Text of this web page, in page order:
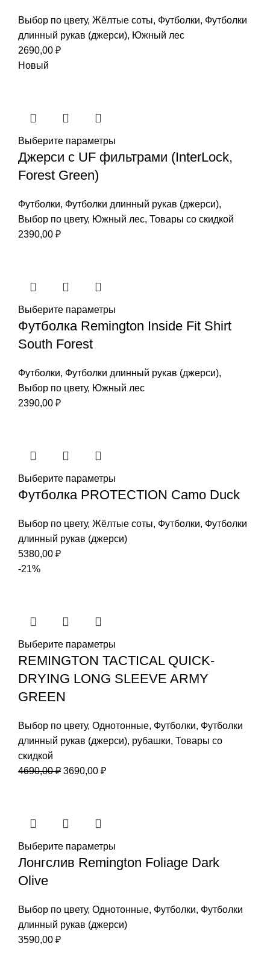
Выбор по цвету, Жёлтые соты, Футболки, Футболки
длинный рукав (джерси), Южный лес
2690,00 ₽
Новый
Выберите параметры
Джерси c UF фильтрами (InterLock,
Forest Green)
Футболки, Футболки длинный рукав (джерси),
Выбор по цвету, Южный лес, Товары со скидкой
2390,00 ₽
Выберите параметры
Футболка Remington Inside Fit Shirt
South Forest
Футболки, Футболки длинный рукав (джерси),
Выбор по цвету, Южный лес
2390,00 ₽
Выберите параметры
Фyтболка PROTECTION Camo Duck
Выбор по цвету, Жёлтые соты, Футболки, Футболки
длинный рукав (джерси)
5380,00 ₽
-21%
Выберите параметры
REMINGTON TACTICAL QUICK-
DRYING LONG SLEEVE ARMY
GREEN
Выбор по цвету, Однотонные, Футболки, Футболки
длинный рукав (джерси), рубашки, Товары со
скидкой
4690,00₽ Первоначальная
3690,00 ₽Текущая
Выберите параметры
Лонгслив Remington Foliage Dark
Olive
Выбор по цвету, Однотонные, Футболки, Футболки
длинный рукав (джерси)
3590,00 ₽